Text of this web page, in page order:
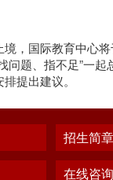
国际教育中心将
问题、指不足”一起
提出建议。
招生简章
在线咨询